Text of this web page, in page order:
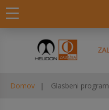
Domov Glasbeni program